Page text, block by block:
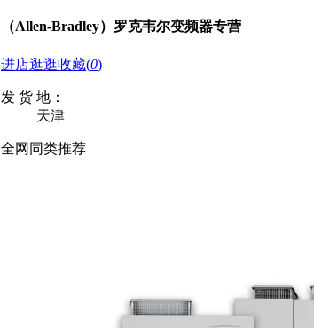
（Allen-Bradley）罗克韦尔变频器专营
进店逛逛收藏(0)
发 货 地：
天津
全网同类推荐